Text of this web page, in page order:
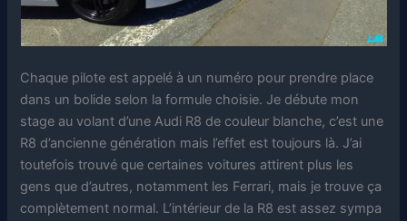
Chaque pilote est appelé à un numéro pour prendre place
dans un bolide selon la formule choisie. Je débute mon
stage au volant d’une Audi R8 de couleur blanche, c’est une
R8 d’ancienne génération mais l’effet est toujours là. J’ai
toutefois trouvé que certaines voitures attirent plus les
gens que d’autres, notamment les Ferrari, mais je trouve ça
complètement normal. L’intérieur de la R8 est assez sympa